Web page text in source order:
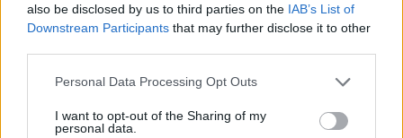
also be disclosed by us to third parties on the IAB’s List of
Downstream Participants that may further disclose it to other
Please note that this website/app uses one or more Google
not limited to your visit or usage behaviour. You may click to
grant or deny consent to Google and its third-party tags to
Personal Data Processing Opt Outs
I want to opt-out of the Sharing of my
personal data.
καθαρίζουν καλύτερα τις επιφάνειες των δοντιών
και πιο ολοκληρωμένα. Αντιθέτως οι σκληρές
τραυματίσουν σταδιακά τα ούλα.
Βάζουν καλαμάκι στα ροφήματα τους